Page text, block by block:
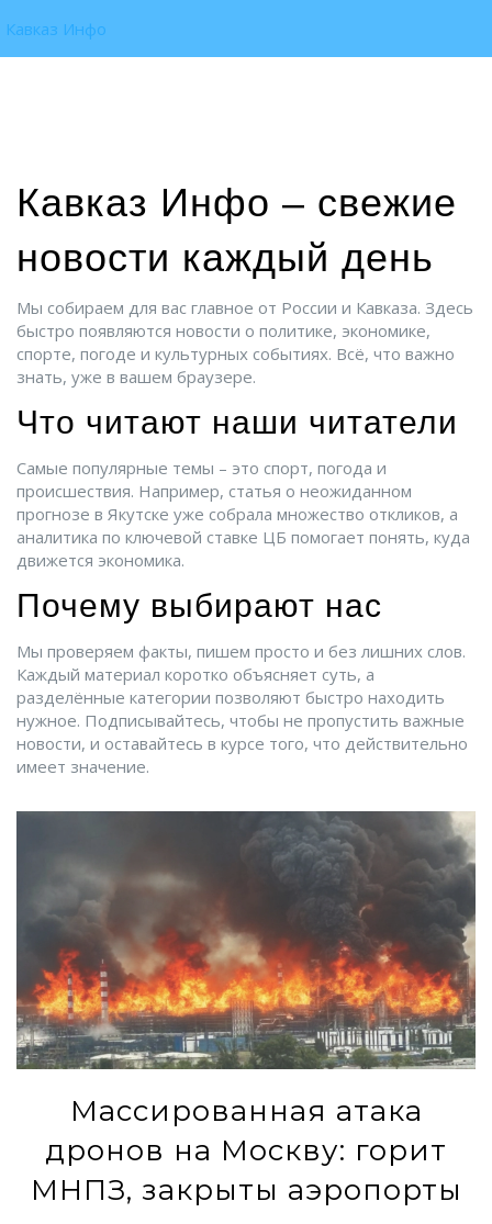
Кавказ Инфо
Кавказ Инфо – свежие
новости каждый день
Мы собираем для вас главное от России и Кавказа. Здесь
быстро появляются новости о политике, экономике,
спорте, погоде и культурных событиях. Всё, что важно
знать, уже в вашем браузере.
Что читают наши читатели
Самые популярные темы – это спорт, погода и
происшествия. Например, статья о неожиданном
прогнозе в Якутске уже собрала множество откликов, а
аналитика по ключевой ставке ЦБ помогает понять, куда
движется экономика.
Почему выбирают нас
Мы проверяем факты, пишем просто и без лишних слов.
Каждый материал коротко объясняет суть, а
разделённые категории позволяют быстро находить
нужное. Подписывайтесь, чтобы не пропустить важные
новости, и оставайтесь в курсе того, что действительно
имеет значение.
Массированная атака
дронов на Москву: горит
МНПЗ, закрыты аэропорты